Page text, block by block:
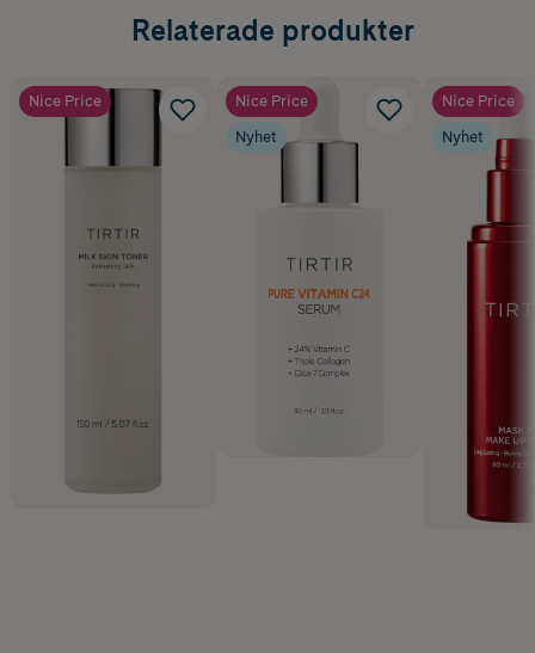
Relaterade produkter
Nice Price
Nice Price
Nyhet
Nice Price
Nyhet